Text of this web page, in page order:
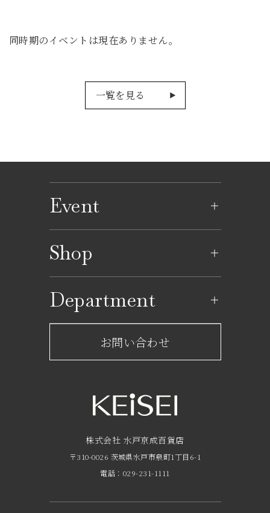
同時期のイベントは現在ありません。
一覧を見る
Event
イベントカレンダー
Shop
レストラン一覧
ショップからのお知らせ
フロアガイド
Department
サービスのご案内
京成友の会
京成ポイントカードについて
お問い合わせ
株式会社 水戸京成百貨店
〒310-0026 茨城県水戸市泉町1丁目6-1
電話：029-231-1111